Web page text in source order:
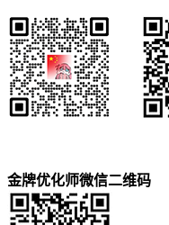
金牌优化师微信二维码